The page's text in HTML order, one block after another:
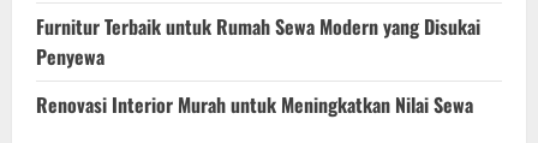
Furnitur Terbaik untuk Rumah Sewa Modern yang Disukai
Penyewa
Renovasi Interior Murah untuk Meningkatkan Nilai Sewa